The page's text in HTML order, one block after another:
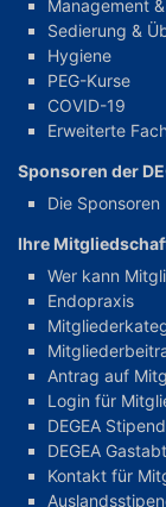
Management
Sedierung &
Hygiene
PEG-Kurse
COVID-19
Erweiterte
Sponsoren der
Die Sponsoren
Ihre
Wer kann
Endopraxis
Antrag auf
Login für
DEGEA
DEGEA
Kontakt für